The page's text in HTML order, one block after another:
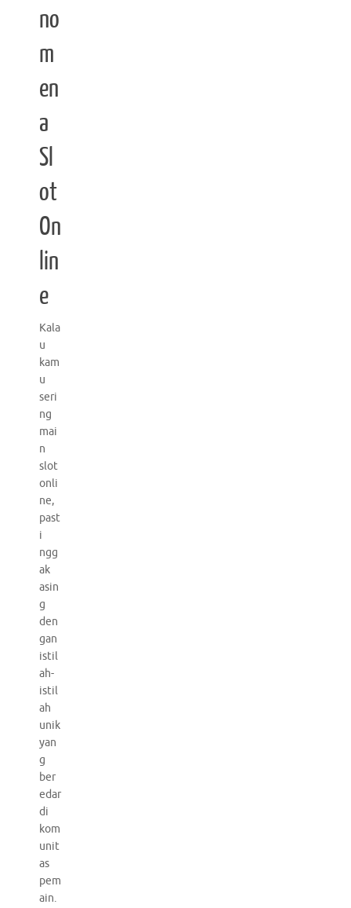
no
m
en
a
Sl
ot
On
lin
e
Kala
u
kam
u
seri
ng
mai
n
slot
onli
ne,
past
i
ngg
ak
asin
g
den
gan
istil
ah-
istil
ah
unik
yan
g
ber
edar
di
kom
unit
as
pem
ain.